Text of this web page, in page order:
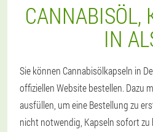
CANNABISÖL,
IN
Sie können Cannabisölkapseln in
offiziellen Website bestellen. Dazu
ausfüllen, um eine Bestellung zu
nicht notwendig, Kapseln sofort zu